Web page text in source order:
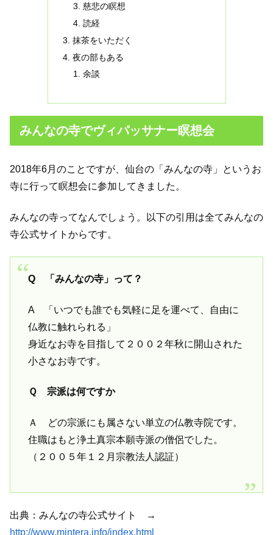
慈悲の瞑想
読経
抹茶をいただく
夜の部もある
余談
みんなの寺でヴィパッサナー瞑想会
2018年6月のことですが、仙台の「みんなの寺」というお
寺に行って瞑想会に参加してきました。
みんなの寺ってなんでしょう。以下の引用は全てみんなの
寺公式サイトからです。
Q 「みんなの寺」って？
A 「いつでも誰でも気軽に足を運べて、自由に
仏教に触れられる」
身近なお寺を目指して２００２年秋に開山された
小さなお寺です。
Ｑ 宗派は何ですか
Ａ どの宗派にも属さない単立の仏教寺院です。
住職はもと浄土真宗本願寺派の僧侶でした。
（２００５年１２月宗教法人認証）
出典：みんなの寺公式サイト →
http://www.mintera.info/index.html